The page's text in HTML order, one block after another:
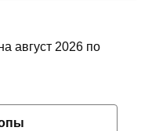
август 2026 по